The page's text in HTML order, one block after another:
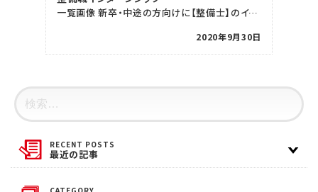
一覧画像 新卒・中途の方向けに【整備士】のインターンシップを開催します！ ★参加申込はこちらから！希 […]
2020年9月30日
最近の記事